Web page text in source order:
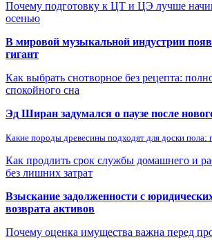
Почему подготовку к ЦТ и ЦЭ лучше
осенью
В мировой музыкальной индустрии
гигант
Как выбрать снотворное без рецепта:
спокойного сна
Эд Ширан задумался о паузе после
Какие породы древесины подходят для доски пола:
Как продлить срок службы домашнего и
без лишних затрат
Взыскание задолженности с
возврата активов
Почему оценка имущества важна перед